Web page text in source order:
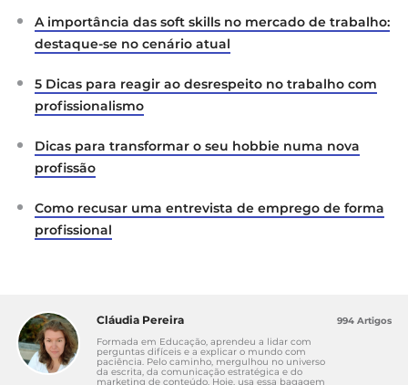
A importância das soft skills no mercado de trabalho:
destaque-se no cenário atual
5 Dicas para reagir ao desrespeito no trabalho com
profissionalismo
Dicas para transformar o seu hobbie numa nova
profissão
Como recusar uma entrevista de emprego de forma
profissional
Cláudia Pereira
Formada em Educação, aprendeu a lidar com
perguntas difíceis e a explicar o mundo com
paciência. Pelo caminho, mergulhou no universo
da escrita, da comunicação estratégica e do
marketing de conteúdo. Hoje, usa essa bagagem
994 Artigos